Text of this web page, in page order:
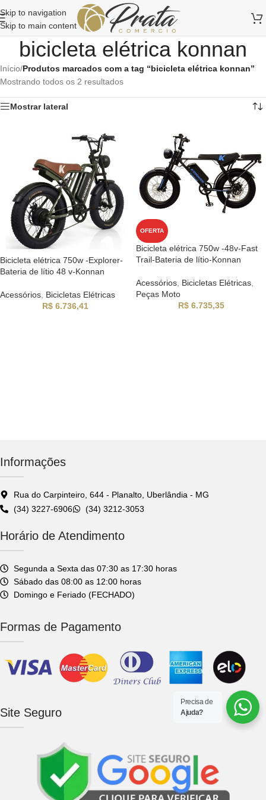
Skip to navigation
Skip to main content
bicicleta elétrica konnan
Início/Produtos marcados com a tag “bicicleta elétrica konnan”
Mostrando todos os 2 resultados
Mostrar lateral
Bicicleta elétrica 750w -Explorer-
Bateria de lítio 48 v-Konnan
Acessórios Bicicletas Elétricas
R$6.736,41
OFERTA
Bicicleta elétrica 750w -48v-Fast
Trail-Bateria de lítio-Konnan
Acessórios, Bicicletas Elétricas,
Peças Moto
R$6.735,35
Informações
Rua do Carpinteiro, 644 - Planalto, Uberlândia - MG
(34) 3227-6906
(34) 3212-3053
Horário de Atendimento
Segunda a Sexta das 07:30 as 17:30 horas
Sábado das 08:00 as 12:00 horas
Domingo e Feriado (FECHADO)
Formas de Pagamento
Site Seguro
Precisa de
Ajuda?